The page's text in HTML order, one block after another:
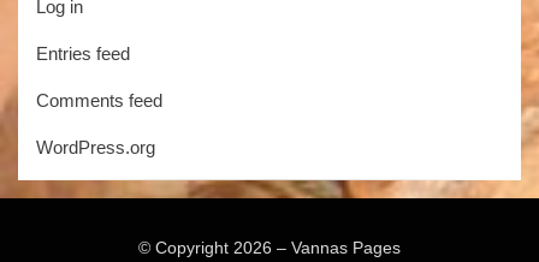
Log in
Entries feed
Comments feed
WordPress.org
© Copyright 2026 – Vannas Pages